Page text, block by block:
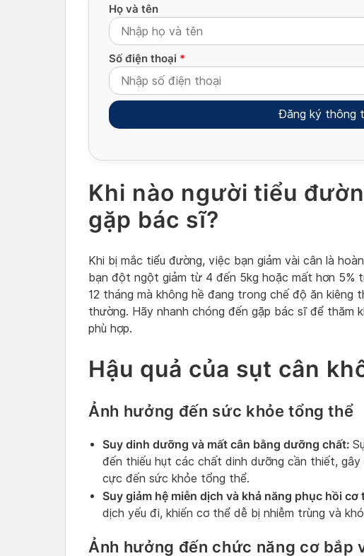
Họ và tên
Số điện thoại *
Alternative:
Khi nào người tiểu
gặp bác sĩ?
Khi bị mắc tiểu đường, việc bạn giảm vài cân là
bạn đột ngột giảm từ 4 đến 5kg hoặc mất hơn 5%
12 tháng mà không hề đang trong chế độ ăn kiêng
thường. Hãy nhanh chóng đến gặp bác sĩ để thăm
phù hợp.
Hậu quả của sụt cân
Ảnh hưởng đến sức khỏe tổng thể
Suy dinh dưỡng và mất cân bằng dưỡng chất:
đến thiếu hụt các chất dinh dưỡng cần thiết, gây
cực đến sức khỏe tổng thể.
Suy giảm hệ miễn dịch và khả năng phục hồi cơ
dịch yếu đi, khiến cơ thể dễ bị nhiễm trùng và
Ảnh hưởng đến chức năng cơ bắp